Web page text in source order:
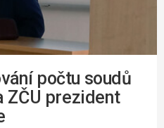
počtu soudů
ZČU prezident